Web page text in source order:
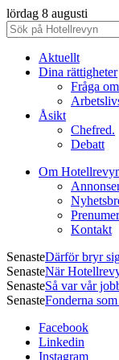
lördag 8 augusti
Aktuellt
Dina rättigheter
Fråga
Åsikt
Chefred.
Debatt
Om
Kontakt
SenasteDärför bryr
SenasteNär
SenasteSå var vår
SenasteFonderna
Facebook
Linkedin
Instagram